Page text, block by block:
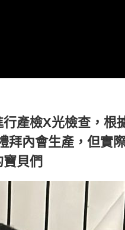
產檢X光檢查，根
拜內會生產，但實
貝們